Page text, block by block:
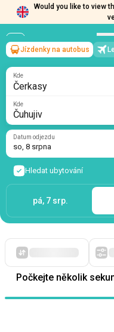
Would you like to view
Čerkasy →Čuhujiv
so, 8 srpna/1 cestující
Jízdenky na autobus
Kde
Kde
Datum odjezdu
so, 8 srpna
Hledat ubytování
pá, 7 srp.